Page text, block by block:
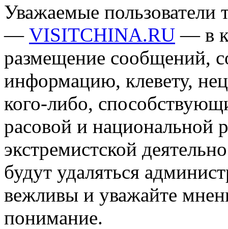
Уважаемые пользователи
— VISITCHINA.RU — в
размещение сообщений,
информацию, клевету,
кого-либо,
расовой и национальной
экстремистской
будут удаляться
вежливы и уважайте
понимание.